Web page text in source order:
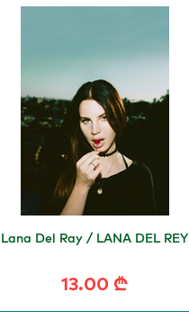
Lana Del Ray / LANA DEL REY
13.00 ₾